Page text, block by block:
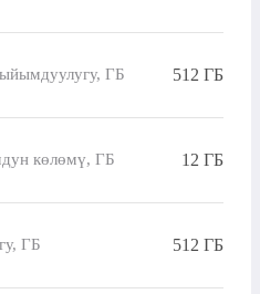
ГБ 512 ГБ
көлөмү, ГБ 12 ГБ
ГБ 512 ГБ